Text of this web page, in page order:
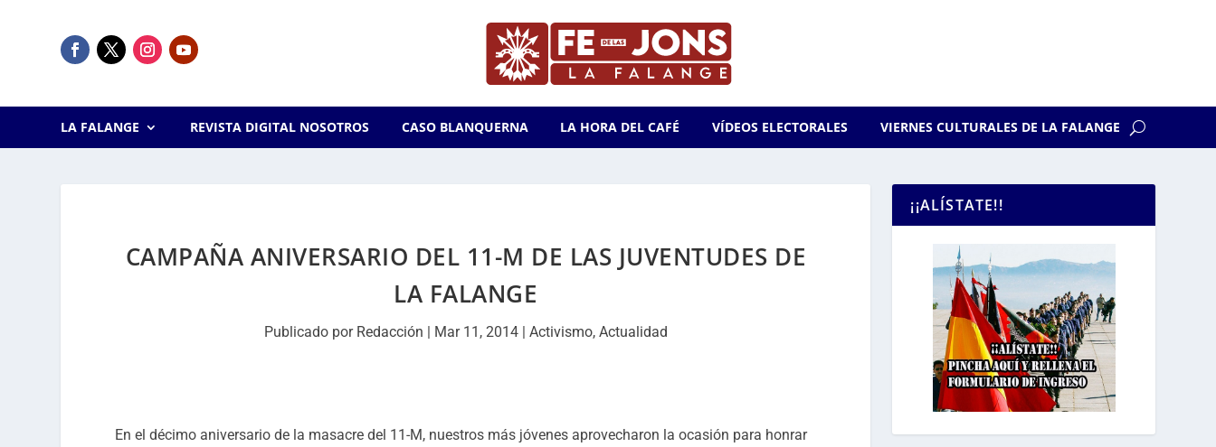
LA FALANGE REVISTA DIGITAL NOSOTROS CASO BLANQUERNA LA HORA DEL CAFÉ VÍDEOS ELECTORALES VIERNES CULTURALES DE LA FALANGE
CAMPAÑA ANIVERSARIO DEL 11-M DE LAS JUVENTUDES DE
LA FALANGE
Publicado por Redacción | Mar 11, 2014| Activismo, Actualidad
En el décimo aniversario de la masacre del 11-M, nuestros más jóvenes aprovecharon la ocasión para honrar
¡¡ALÍSTATE!!